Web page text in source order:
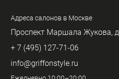
Адреса салонов в Москве
Проспект Маршала Жукова,
+ 7 (495) 127-71-06
info@griffonstyle.ru